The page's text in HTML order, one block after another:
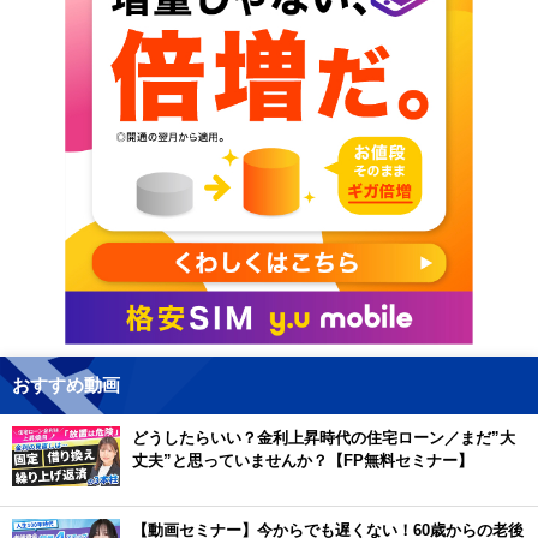
おすすめ動画
どうしたらいい？金利上昇時代の住宅ローン／まだ”大
丈夫”と思っていませんか？【FP無料セミナー】
【動画セミナー】今からでも遅くない！60歳からの老後